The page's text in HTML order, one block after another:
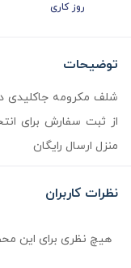
روز کاری
توضیحات
از ثبت سفارش برای
منزل ارسال رایگان
نظرات کاربران
هیچ نظری برای این